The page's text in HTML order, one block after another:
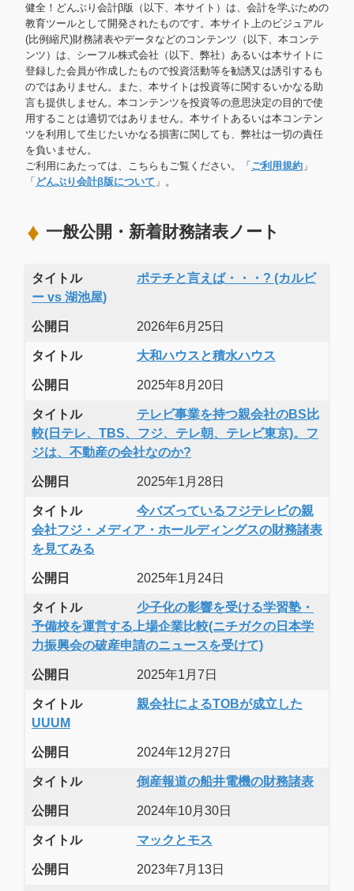
健全！どんぶり会計β版（以下、本サイト）は、会計を学ぶための
教育ツールとして開発されたものです。本サイト上のビジュアル
(比例縮尺)財務諸表やデータなどのコンテンツ（以下、本コンテ
ンツ）は、シーフル株式会社（以下、弊社）あるいは本サイトに
登録した会員が作成したもので投資活動等を勧誘又は誘引するも
のではありません。また、本サイトは投資等に関するいかなる助
言も提供しません。本コンテンツを投資等の意思決定の目的で使
用することは適切ではありません。本サイトあるいは本コンテン
ツを利用して生じたいかなる損害に関しても、弊社は一切の責任
を負いません。
ご利用にあたっては、こちらもご覧ください。「 ご利用規約 」
「 どんぶり会計β版について 」。
一般公開・新着財務諸表ノート
タイトル
ポテチと言えば・・・? (カルビ
ー vs 湖池屋)
公開日 2026年6月25日
タイトル 大和ハウスと積水ハウス
公開日 2025年8月20日
タイトル
テレビ事業を持つ親会社のBS比
較(日テレ、TBS、フジ、テレ朝、テレビ東京)。フ
ジは、不動産の会社なのか?
公開日 2025年1月28日
タイトル
今バズっているフジテレビの親
会社フジ・メディア・ホールディングスの財務諸表
を見てみる
公開日 2025年1月24日
タイトル
少子化の影響を受ける学習塾・
予備校を運営する上場企業比較(ニチガクの日本学
力振興会の破産申請のニュースを受けて)
公開日 2025年1月7日
タイトル
親会社によるTOBが成立した
UUUM
公開日 2024年12月27日
タイトル 倒産報道の船井電機の財務諸表
公開日 2024年10月30日
タイトル マックとモス
公開日 2023年7月13日